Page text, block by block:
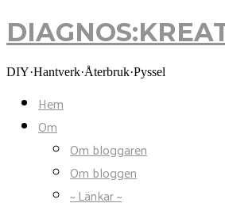
DIY·Hantverk·Återbruk·Pyssel
Hem
Om
Om bloggaren
Om bloggen
~ Länkar ~